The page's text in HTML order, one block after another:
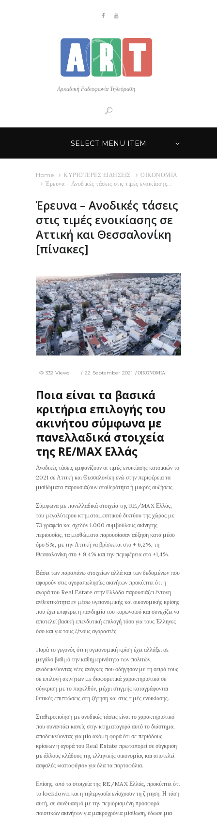
Αρκαδική Ραδιοφωνία Τηλεόραση
SELECT MENU ITEM
Home ΚΥΡΙΟΤΕΡΕΣ ΕΙΔΗΣΕΙΣ
ΟΙΚΟΝΟΜΙΑ
Έρευνα – Ανοδικές τάσεις στις τιμές ενοικίασης...
Έρευνα – Ανοδικές τάσεις
στις τιμές ενοικίασης σε
Αττική και Θεσσαλονίκη
[πίνακες]
22 September 2021 ΟΙΚΟΝΟΜΙΑ
332 Views
Ποια είναι τα βασικά
κριτήρια επιλογής του
ακινήτου σύμφωνα με
πανελλαδικά στοιχεία
της RE/MAX Ελλάς
Ανοδικές τάσεις εμφανίζουν οι τιμές ενοικίασης κατοικιών το
2021 σε Αττική και Θεσσαλονίκη ενώ στην περιφέρεια τα
μισθώματα παρουσιάζουν σταθερότητα ή μικρές αυξήσεις.
Σύμφωνα με πανελλαδικά στοιχεία της RE/MAX Ελλάς,
του μεγαλύτερου κτηματομεσιτικού δικτύου της χώρας με
73 γραφεία και σχεδόν 1.000 συμβούλους ακίνητης
περιουσίας, τα μισθώματα παρουσίασαν αύξηση κατά μέσο
όρο 5%, με την Αττική να βρίσκεται στο + 6,2%, τη
Θεσσαλονίκη στο + 9,4% και την περιφέρεια στο +1,4%.
Βάσει των παραπάνω στοιχείων αλλά και των δεδομένων που
αφορούν στις αγοραπωλησίες ακινήτων προκύπτει ότι η
αγορά του Real Estate στην Ελλάδα παρουσιάζει έντονη
ανθεκτικότητα εν μέσω υγειονομικής και οικονομικής κρίσης
που έχει επιφέρει η πανδημία του κορωνοϊού και συνεχίζει να
αποτελεί βασική επενδυτική επιλογή τόσο για τους Έλληνες
όσο και για τους ξένους αγοραστές.
Παρά το γεγονός ότι η υγειονομική κρίση έχει αλλάξει σε
μεγάλο βαθμό την καθημερινότητα των πολιτών,
αναδεικνύοντας νέες ανάγκες που οδήγησαν με τη σειρά τους
σε επιλογή ακινήτων με διαφορετικά χαρακτηριστικά σε
σύγκριση με το παρελθόν, μέχρι στιγμής καταγράφονται
θετικές επιπτώσεις στη ζήτηση και στις τιμές ενοικίασης.
Σταθεροποίηση με ανοδικές τάσεις είναι το χαρακτηριστικό
που συναντάει κανείς στην κτηματαγορά αυτό το διάστημα,
αποδεικνύοντας για μία ακόμη φορά ότι σε περιόδους
κρίσεων η αγορά του Real Estate πρωτοπορεί σε σύγκριση
με άλλους κλάδους της ελληνικής οικονομίας και αποτελεί
ασφαλές «καταφύγιο» για όλα τα πορτοφόλια.
Επίσης, από τα στοιχεία της RE/MAX Ελλάς, προκύπτει ότι
το lockdown και η τηλεργασία ενίσχυσαν τη ζήτηση. Η τάση
αυτή, σε συνδυασμό με την περιορισμένη προσφορά
ποιοτικών ακινήτων για μακροχρόνια μίσθωση, έδωσε μια